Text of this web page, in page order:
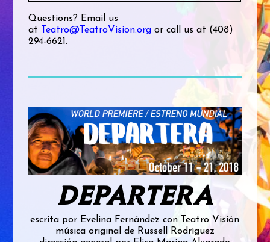
Questions? Email us
at Teatro@TeatroVision.org or call us at (408)
294-6621.
DEPARTERA
escrita por Evelina Fernández con Teatro Visión
música original de Russell Rodríguez